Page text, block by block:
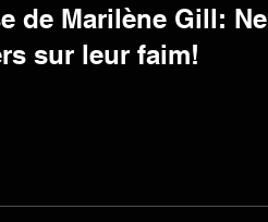
de Marilène Gill: Ne
sur leur faim!